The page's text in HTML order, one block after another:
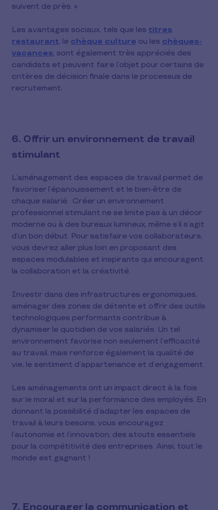
suivent de près. »
Les avantages sociaux, tels que les titres
restaurant, le chèque culture ou les chèques-
vacances, sont également très appréciés des
candidats et peuvent faire l’objet pour certains de
critères de décision finale dans le processus de
recrutement.
6. Offrir un environnement de travail
stimulant
L’aménagement des espaces de travail permet de
favoriser l’épanouissement et le bien-être de
chaque salarié. Créer un environnement
professionnel stimulant ne se limite pas à un décor
moderne ou à des bureaux lumineux, même s’il s’agit
d’un bon début. Pour satisfaire vos collaborateurs,
vous devrez aller plus loin en proposant des
espaces modulables et inspirants qui encouragent
la collaboration et la créativité.
Investir dans des infrastructures ergonomiques,
aménager des zones de détente et offrir des outils
technologiques performants contribue à
dynamiser le quotidien de vos salariés. Un tel
environnement favorise non seulement l’efficacité
au travail, mais renforce également la qualité de
vie, le sentiment d’appartenance et d’engagement.
Les aménagements ont un impact direct à la fois
sur le moral et sur la performance des employés. En
donnant la possibilité d’adapter les espaces de
travail à leurs besoins, vous encouragez
l’autonomie et l’innovation, des atouts essentiels
pour la compétitivité des entreprises. Ainsi, tout le
monde est gagnant !
7. Encourager la communication et